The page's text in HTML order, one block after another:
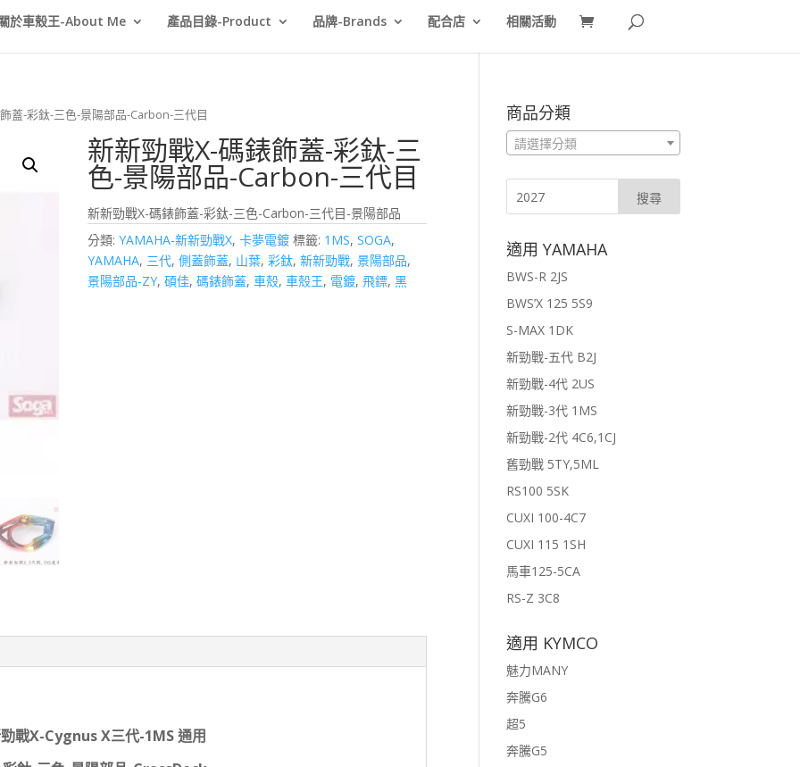
於車殼王-About Me 產品目錄-Product 品牌-Brands 配合店 相關活動
蓋-彩鈦-三色-景陽部品-Carbon-三代目
新新勁戰X-碼錶飾蓋-彩鈦-三
色-景陽部品-Carbon-三代目
新新勁戰X-碼錶飾蓋-彩鈦-三色-Carbon-三代目-景陽部品
分類:YAMAHA-新新勁戰X,卡夢電鍍 標籤: 1MS,SOGA,
YAMAHA, 三代,側蓋飾蓋, 山葉,彩鈦,新新勁戰,景陽部品,
景陽部品-ZY,碩佳,碼錶飾蓋, 車殼, 車殼王, 電鍍,飛鏢,黑
戰X-Cygnus X三代-1MS 通用
商品分類
請選擇分類
適用 YAMAHA
BWS-R 2JS
BWS’X 125 5S9
S-MAX 1DK
新勁戰-五代 B2J
新勁戰-4代 2US
新勁戰-3代 1MS
新勁戰-2代 4C6,1CJ
舊勁戰 5TY,5ML
RS100 5SK
CUXI 100-4C7
CUXI 115 1SH
馬車125-5CA
RS-Z 3C8
適用 KYMCO
魅力MANY
奔騰G6
超5
奔騰G5